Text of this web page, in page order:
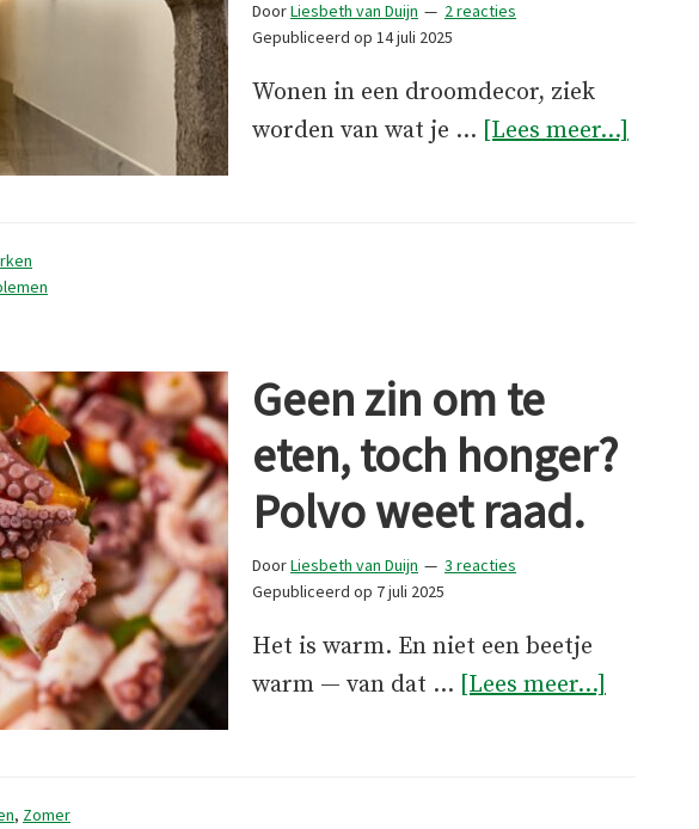
DoorLiesbeth van Duijn
2 reacties
Gepubliceerd op 14 juli 2025
Wonen in een droomdecor, ziek
worden van wat je … [Lees meer...]
Geen zin om te
eten, toch honger?
Polvo weet raad.
DoorLiesbeth van Duijn
3 reacties
Gepubliceerd op 7 juli 2025
Het is warm. En niet een beetje
warm — van dat … [Lees meer...]
, Zomer